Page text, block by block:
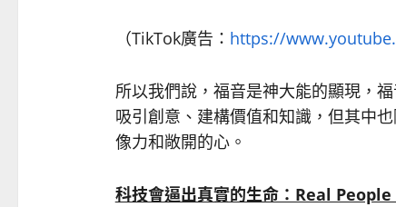
（TikTok廣告： https://
所以我們說，福音是神大能的顯現，
吸引創意、建構價值和知識，但其中
像力和敞開的心。
科技會逼出真實的生命：Real